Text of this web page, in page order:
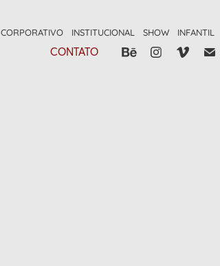
CORPORATIVO INSTITUCIONAL SHOW INFANTIL
CONTATO